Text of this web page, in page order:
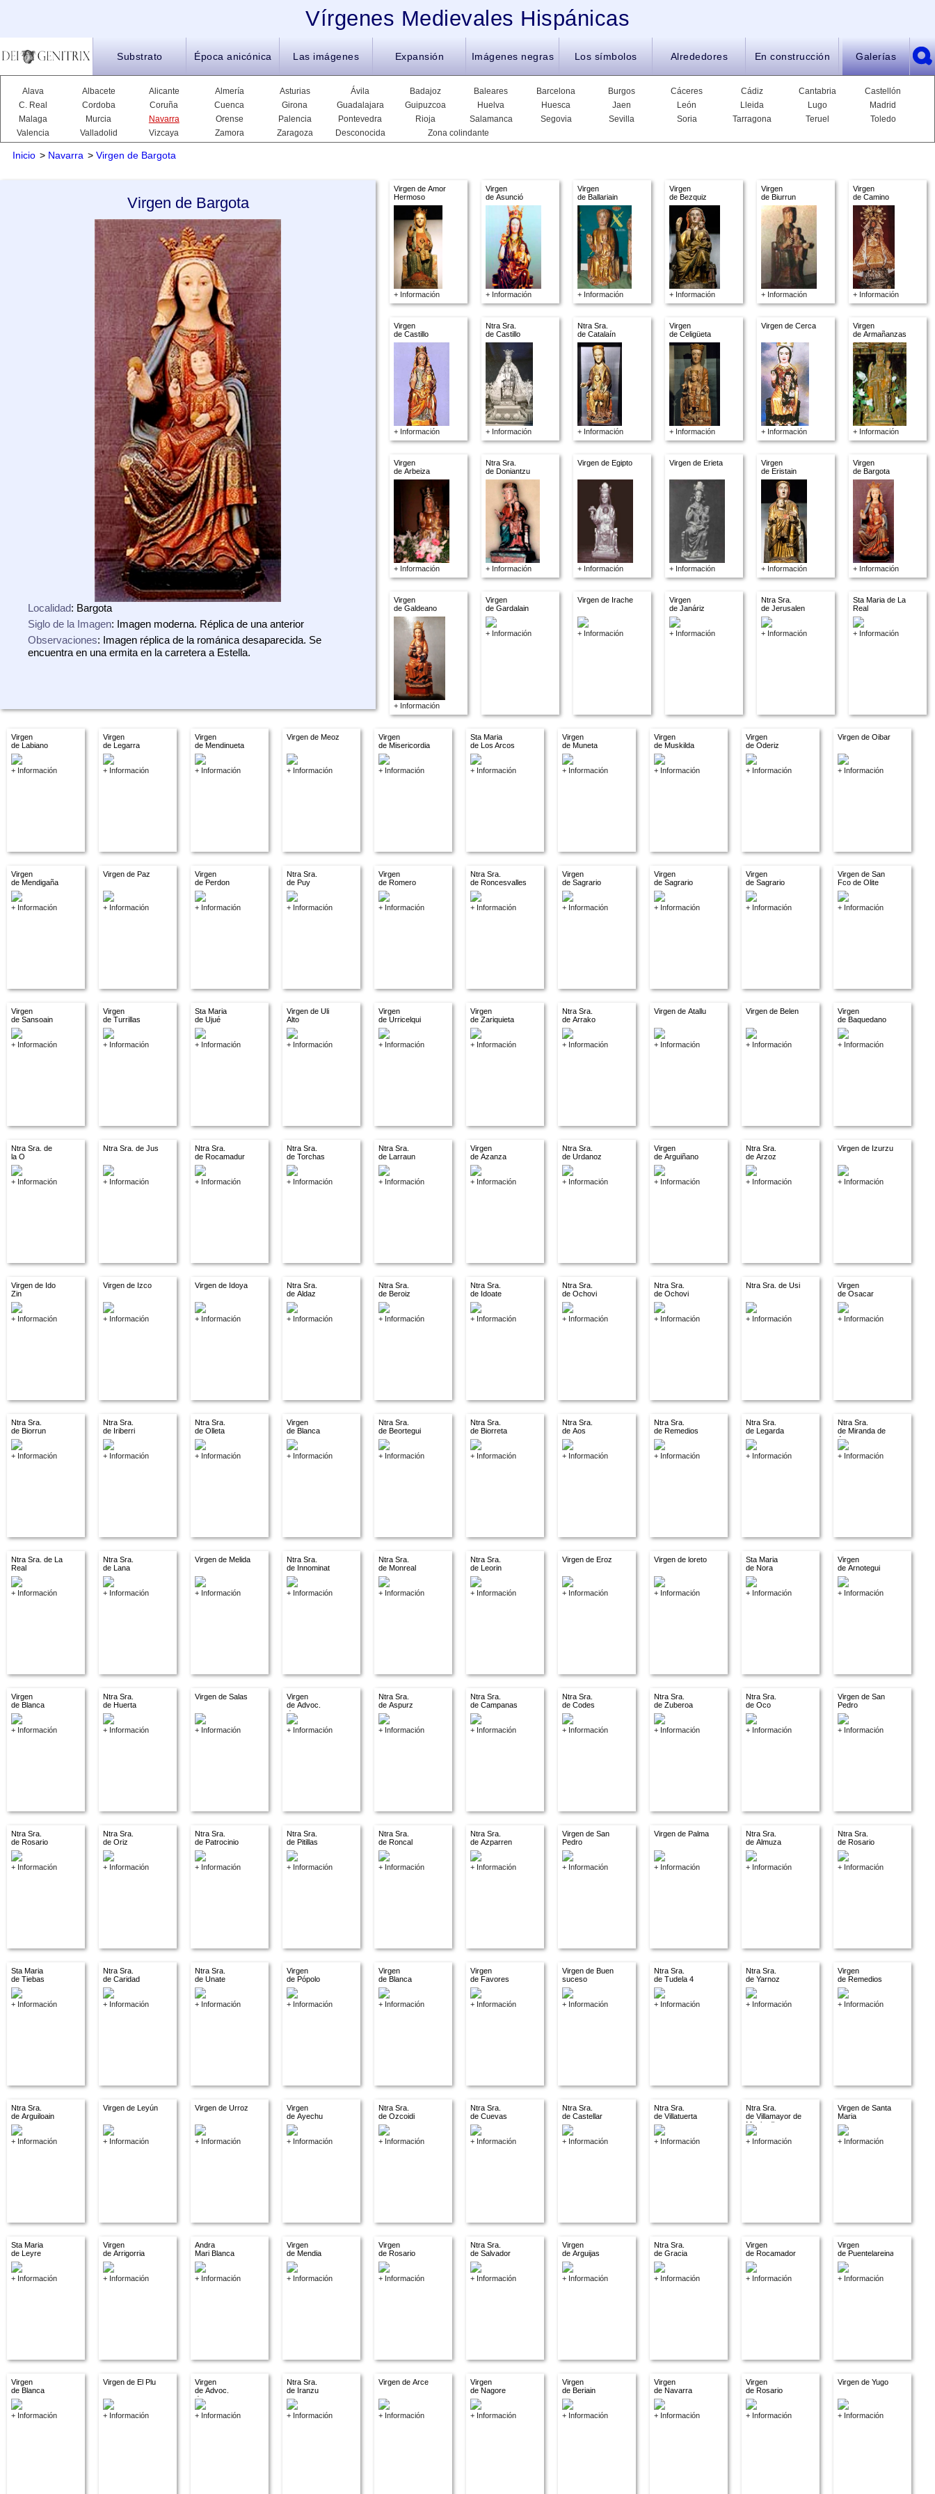
Vírgenes Medievales Hispánicas
Substrato Época anicónica Las imágenes Expansión Imágenes negras Los símbolos Alrededores En construcción Galerías
Alava Albacete Alicante Almería Asturias Ávila Badajoz Baleares Barcelona Burgos Cáceres Cádiz Cantabria
Castellón
C. Real
Cordoba Coruña Cuenca Girona Guadalajara Guipuzcoa Huelva Huesca Jaen León Lleida Lugo
Madrid
Malaga
Murcia Navarra Orense Palencia Pontevedra Rioja Salamanca Segovia Sevilla Soria Tarragona Teruel
Toledo
Valencia
Valladolid Vizcaya Zamora Zaragoza Desconocida Zona colindante
Inicio > Navarra > Virgen de Bargota
Virgen de Bargota
Localidad: Bargota
Siglo de la Imagen: Imagen moderna. Réplica de una anterior
Observaciones: Imagen réplica de la románica desaparecida. Se
encuentra en una ermita en la carretera a Estella.
Virgen de Amor
Hermoso
+ Información
Virgen
de Asunció
+ Información
Virgen
de Ballariain
+ Información
Virgen
de Bezquiz
+ Información
Virgen
de Biurrun
+ Información
Virgen
de Camino
+ Información
Virgen
de Castillo
+ Información
Ntra Sra.
de Castillo
+ Información
Ntra Sra.
de Catalaín
+ Información
Virgen
de Celigüeta
+ Información
Virgen de Cerca
+ Información
Virgen
de Armañanzas
+ Información
Virgen
de Arbeiza
+ Información
Ntra Sra.
de Doniantzu
+ Información
Virgen de Egipto
+ Información
Virgen de Erieta
+ Información
Virgen
de Eristain
+ Información
Virgen
de Bargota
+ Información
Virgen
de Galdeano
+ Información
Virgen
de Gardalain
+ Información
Virgen de Irache
+ Información
Virgen
de Janáriz
+ Información
Ntra Sra.
de Jerusalen
+ Información
Sta Maria de La
Real
+ Información
Virgen
de Labiano
+ Información
Virgen
de Legarra
+ Información
Virgen
de Mendinueta
+ Información
Virgen de Meoz
+ Información
Virgen
de Misericordia
+ Información
Sta Maria
de Los Arcos
+ Información
Virgen
de Muneta
+ Información
Virgen
de Muskilda
+ Información
Virgen
de Oderiz
+ Información
Virgen de Oibar
+ Información
Virgen
de Mendigaña
+ Información
Virgen de Paz
+ Información
Virgen
de Perdon
+ Información
Ntra Sra.
de Puy
+ Información
Virgen
de Romero
+ Información
Ntra Sra.
de Roncesvalles
+ Información
Virgen
de Sagrario
+ Información
Virgen
de Sagrario
+ Información
Virgen
de Sagrario
+ Información
Virgen de San
Fco de Olite
+ Información
Virgen
de Sansoain
+ Información
Virgen
de Turrillas
+ Información
Sta Maria
de Ujué
+ Información
Virgen de Uli
Alto
+ Información
Virgen
de Urricelqui
+ Información
Virgen
de Zariquieta
+ Información
Ntra Sra.
de Arrako
+ Información
Virgen de Atallu
+ Información
Virgen de Belen
+ Información
Virgen
de Baquedano
+ Información
Ntra Sra. de
la O
+ Información
Ntra Sra. de Jus
+ Información
Ntra Sra.
de Rocamadur
+ Información
Ntra Sra.
de Torchas
+ Información
Ntra Sra.
de Larraun
+ Información
Virgen
de Azanza
+ Información
Ntra Sra.
de Urdanoz
+ Información
Virgen
de Arguiñano
+ Información
Ntra Sra.
de Arzoz
+ Información
Virgen de Izurzu
+ Información
Virgen de Ido
Zin
+ Información
Virgen de Izco
+ Información
Virgen de Idoya
+ Información
Ntra Sra.
de Aldaz
+ Información
Ntra Sra.
de Beroiz
+ Información
Ntra Sra.
de Idoate
+ Información
Ntra Sra.
de Ochovi
+ Información
Ntra Sra.
de Ochovi
+ Información
Ntra Sra. de Usi
+ Información
Virgen
de Osacar
+ Información
Ntra Sra.
de Biorrun
+ Información
Ntra Sra.
de Iriberri
+ Información
Ntra Sra.
de Olleta
+ Información
Virgen
de Blanca
+ Información
Ntra Sra.
de Beortegui
+ Información
Ntra Sra.
de Biorreta
+ Información
Ntra Sra.
de Aos
+ Información
Ntra Sra.
de Remedios
+ Información
Ntra Sra.
de Legarda
+ Información
Ntra Sra.
de Miranda de
Arga
+ Información
Ntra Sra. de La
Real
+ Información
Ntra Sra.
de Lana
+ Información
Virgen de Melida
+ Información
Ntra Sra.
de Innominat
+ Información
Ntra Sra.
de Monreal
+ Información
Ntra Sra.
de Leorin
+ Información
Virgen de Eroz
+ Información
Virgen de loreto
+ Información
Sta Maria
de Nora
+ Información
Virgen
de Arnotegui
+ Información
Virgen
de Blanca
+ Información
Ntra Sra.
de Huerta
+ Información
Virgen de Salas
+ Información
Virgen
de Advoc.
descon.
+ Información
Ntra Sra.
de Aspurz
+ Información
Ntra Sra.
de Campanas
+ Información
Ntra Sra.
de Codes
+ Información
Ntra Sra.
de Zuberoa
+ Información
Ntra Sra.
de Oco
+ Información
Virgen de San
Pedro
+ Información
Ntra Sra.
de Rosario
+ Información
Ntra Sra.
de Oriz
+ Información
Ntra Sra.
de Patrocinio
+ Información
Ntra Sra.
de Pitillas
+ Información
Ntra Sra.
de Roncal
+ Información
Ntra Sra.
de Azparren
+ Información
Virgen de San
Pedro
+ Información
Virgen de Palma
+ Información
Ntra Sra.
de Almuza
+ Información
Ntra Sra.
de Rosario
+ Información
Sta Maria
de Tiebas
+ Información
Ntra Sra.
de Caridad
+ Información
Ntra Sra.
de Unate
+ Información
Virgen
de Pópolo
+ Información
Virgen
de Blanca
+ Información
Virgen
de Favores
+ Información
Virgen de Buen
suceso
+ Información
Ntra Sra.
de Tudela 4
+ Información
Ntra Sra.
de Yarnoz
+ Información
Virgen
de Remedios
+ Información
Ntra Sra.
de Arguiloain
+ Información
Virgen de Leyún
+ Información
Virgen de Urroz
+ Información
Virgen
de Ayechu
+ Información
Ntra Sra.
de Ozcoidi
+ Información
Ntra Sra.
de Cuevas
+ Información
Ntra Sra.
de Castellar
+ Información
Ntra Sra.
de Villatuerta
+ Información
Ntra Sra.
de Villamayor de
Monjardin
+ Información
Virgen de Santa
Maria
+ Información
Sta Maria
de Leyre
+ Información
Virgen
de Arrigorria
+ Información
Andra
Mari Blanca
+ Información
Virgen
de Mendia
+ Información
Virgen
de Rosario
+ Información
Ntra Sra.
de Salvador
+ Información
Virgen
de Arguijas
+ Información
Ntra Sra.
de Gracia
+ Información
Virgen
de Rocamador
+ Información
Virgen
de Puentelareina
+ Información
Virgen
de Blanca
+ Información
Virgen de El Plu
+ Información
Virgen
de Advoc.
descon.
+ Información
Ntra Sra.
de Iranzu
+ Información
Virgen de Arce
+ Información
Virgen
de Nagore
+ Información
Virgen
de Beriain
+ Información
Virgen
de Navarra
+ Información
Virgen
de Rosario
+ Información
Virgen de Yugo
+ Información